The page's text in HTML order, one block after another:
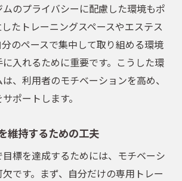
のプライバシーに配慮した環境もポ
たトレーニングスペースやエステス
のペースで集中して取り組める環境
入れるために重要です。こうした環
、利用者のモチベーションを高め、
ポートします。
維持するための工夫
標を達成するためには、モチベーシ
です。まず、自分だけの専用トレー